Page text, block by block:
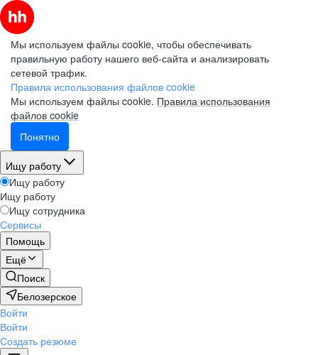
Мы используем файлы cookie, чтобы обеспечивать
правильную работу нашего веб-сайта и анализировать
сетевой трафик.
Правила использования файлов cookie
Мы используем файлы cookie. Правила использования
файлов cookie
Понятно
Ищу работу
Ищу работу
Ищу работу
Ищу сотрудника
Сервисы
Помощь
Ещё
Поиск
Белозерское
Войти
Войти
Создать резюме